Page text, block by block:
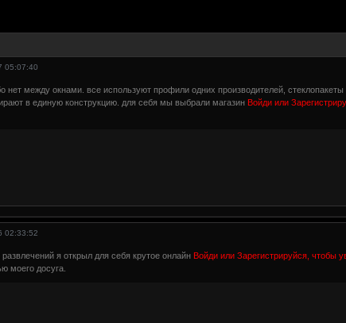
05:07:40
нет между окнами. все используют профили одних производителей,
в единую конструкцию. для себя мы выбрали магазин Войди или
02:33:52
я открыл для себя крутое онлайн Войди или Зарегистрируйся, чтобы
моего досуга.